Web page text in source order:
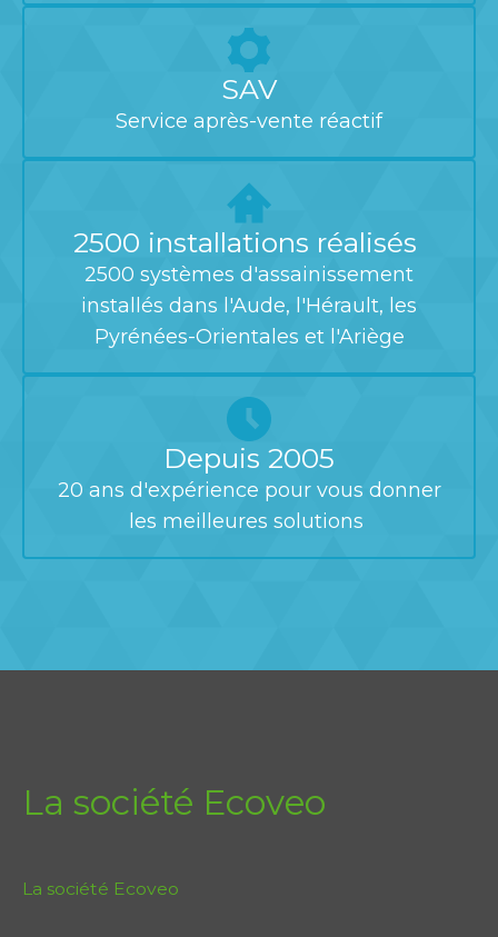
SAV
Service après-vente réactif
2500 installations réalisés
2500 systèmes d'assainissement
installés dans l'Aude, l'Hérault, les
Pyrénées-Orientales et l'Ariège
Depuis 2005
20 ans d'expérience pour vous donner
les meilleures solutions
La société Ecoveo
La société Ecoveo